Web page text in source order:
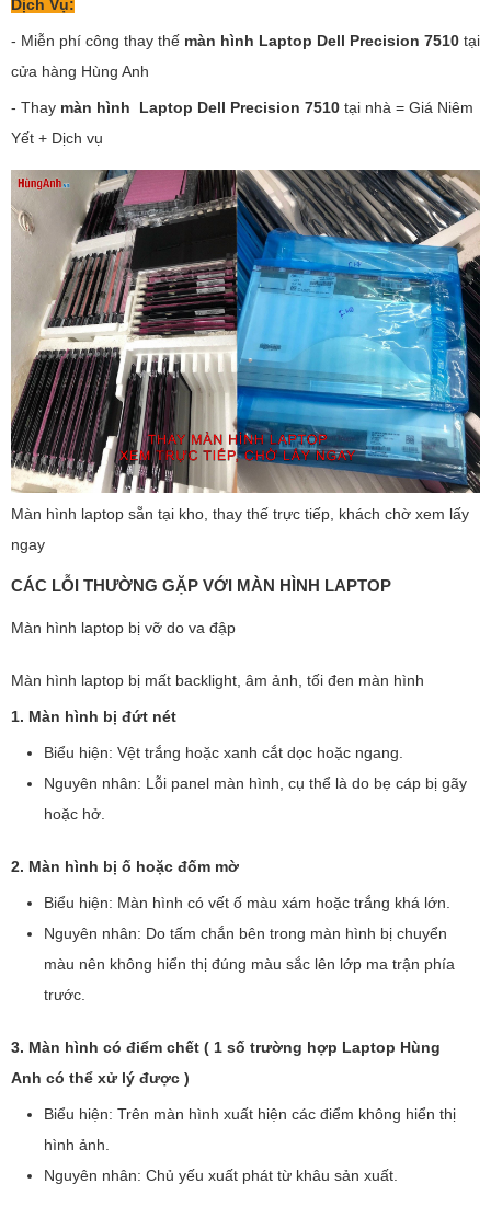
Dịch Vụ:
- Miễn phí công thay thế màn hình Laptop Dell Precision 7510 tại
cửa hàng Hùng Anh
- Thay màn hình Laptop Dell Precision 7510 tại nhà = Giá Niêm
Yết + Dịch vụ
Màn hình laptop sẵn tại kho, thay thế trực tiếp, khách chờ xem lấy
ngay
CÁC LỖI THƯỜNG GẶP VỚI MÀN HÌNH LAPTOP
Màn hình laptop bị vỡ do va đập
Màn hình laptop bị mất backlight, âm ảnh, tối đen màn hình
1. Màn hình bị đứt nét
Biểu hiện: Vệt trắng hoặc xanh cắt dọc hoặc ngang.
Nguyên nhân: Lỗi panel màn hình, cụ thể là do bẹ cáp bị gãy
hoặc hở.
2. Màn hình bị ố hoặc đốm mờ
Biểu hiện: Màn hình có vết ố màu xám hoặc trắng khá lớn.
Nguyên nhân: Do tấm chắn bên trong màn hình bị chuyển
màu nên không hiển thị đúng màu sắc lên lớp ma trận phía
trước.
3. Màn hình có điểm chết ( 1 số trường hợp Laptop Hùng
Anh có thể xử lý được )
Biểu hiện: Trên màn hình xuất hiện các điểm không hiển thị
hình ảnh.
Nguyên nhân: Chủ yếu xuất phát từ khâu sản xuất.